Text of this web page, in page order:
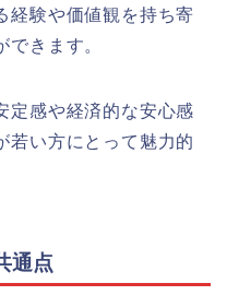
経験や価値観を持ち寄
できます。
定感や経済的な安心感
若い方にとって魅力的
通点